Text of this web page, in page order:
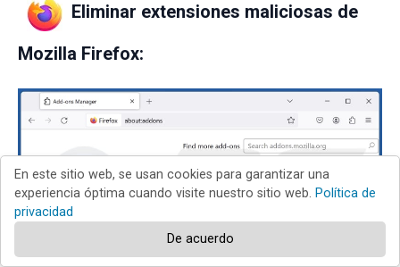
Eliminar extensiones maliciosas de
Mozilla Firefox:
En este sitio web, se usan cookies para garantizar una
experiencia óptima cuando visite nuestro sitio web. Política de
privacidad
De acuerdo